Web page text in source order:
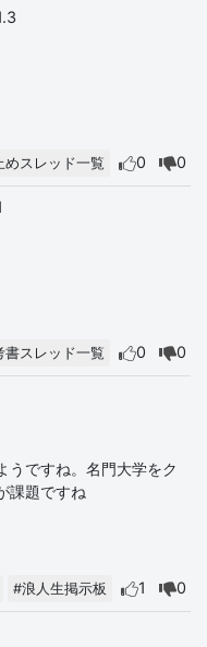
めスレッド一覧 0 0
書スレッド一覧 0 0
うですね。名門大学をク
課題ですね
#浪人生掲示板 1 0